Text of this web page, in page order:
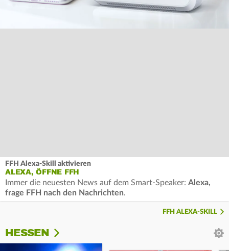
FFH Alexa-Skill aktivieren
ALEXA, ÖFFNE FFH
Immer die neuesten News auf dem Smart-Speaker: Alexa,
frage FFH nach den Nachrichten.
FFH ALEXA-SKILL
HESSEN